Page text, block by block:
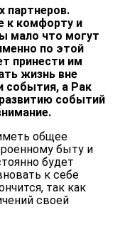
партнеров.
к комфорту и
мало что могут
по этой
принести им
жизнь вне
события, а Рак
событий
общее
быту и
будет
к себе
так как
своей